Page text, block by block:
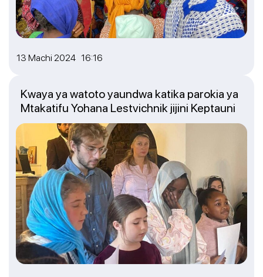
13 Machi 2024 16:16
Kwaya ya watoto yaundwa katika parokia ya
Mtakatifu Yohana Lestvichnik jijini Keptauni